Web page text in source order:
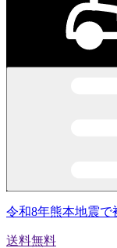
令和8年熊本地震で
送料無料